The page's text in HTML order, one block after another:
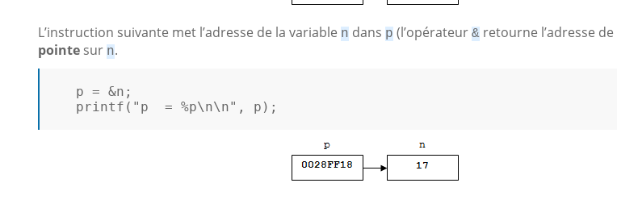
L’instruction suivante met l’adresse de la variable n dans p (l’opérateur & retourne l’adresse de
pointe sur n.
p = &n;
printf ( "p  = %p\n\n" , p);